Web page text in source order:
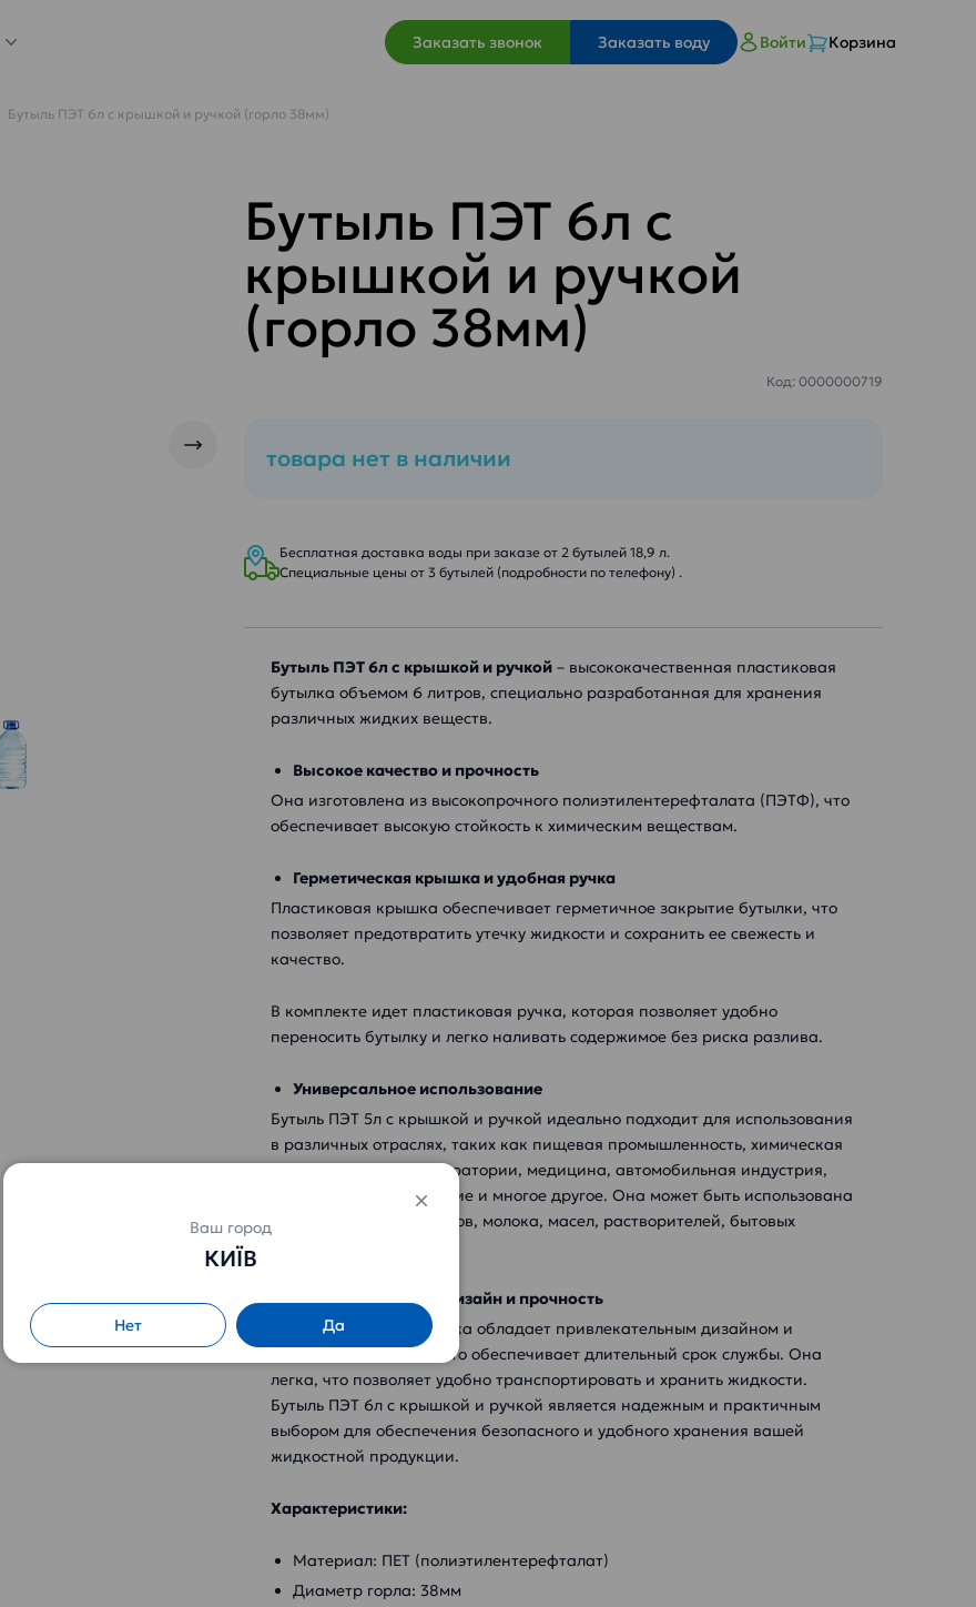
Заказать звонок Заказать воду Войти Корзина
Бутыль ПЭТ 6л с крышкой и ручкой (горло 38мм)
Бутыль ПЭТ 6л с
крышкой и ручкой
(горло 38мм)
Код: 0000000719
товара нет в наличии
Бесплатная доставка воды при заказе от 2 бутылей 18,9 л.
Специальные цены от 3 бутылей (подробности по телефону) .
Бутыль ПЭТ 6л с крышкой и ручкой – высококачественная пластиковая
бутылка объемом 6 литров, специально разработанная для хранения
различных жидких веществ.
Высокое качество и прочность
Она изготовлена ​​из высокопрочного полиэтилентерефталата (ПЭТФ), что
обеспечивает высокую стойкость к химическим веществам.
Герметическая крышка и удобная ручка
Пластиковая крышка обеспечивает герметичное закрытие бутылки, что
позволяет предотвратить утечку жидкости и сохранить ее свежесть и
качество.
В комплекте идет пластиковая ручка, которая позволяет удобно
переносить бутылку и легко наливать содержимое без риска разлива.
Универсальное использование
Бутыль ПЭТ 5л с крышкой и ручкой идеально подходит для использования
в различных отраслях, таких как пищевая промышленность, химическая
промышленность, лаборатории, медицина, автомобильная индустрия,
домашнее использование и многое другое. Она может быть использована
для хранения воды, соков, молока, масел, растворителей, бытовых
Привлекательный дизайн и прочность
Эта пластиковая бутылка обладает привлекательным дизайном и
высокой прочностью, что обеспечивает длительный срок службы. Она
легка, что позволяет удобно транспортировать и хранить жидкости.
Бутыль ПЭТ 6л с крышкой и ручкой является надежным и практичным
выбором для обеспечения безопасного и удобного хранения вашей
жидкостной продукции.
Характеристики:
Материал: ПЕТ (полиэтилентерефталат)
Диаметр горла: 38мм
Ваш город
КИЇВ
Нет Да